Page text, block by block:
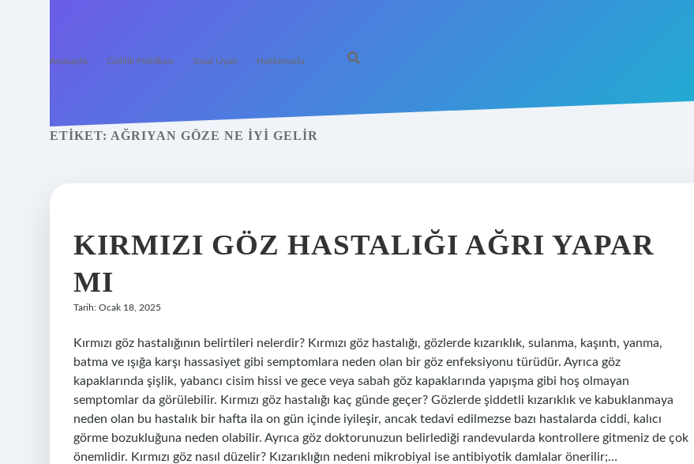
Anasayfa Gizlilik Politikası Yasal Uyarı Hakkımızda
ETIKET: AĞRIYAN GÖZE NE IYI GELIR
KIRMIZI GÖZ HASTALIĞI AĞRI YAPAR
MI
Tarih: Ocak 18, 2025
Kırmızı göz hastalığının belirtileri nelerdir? Kırmızı göz hastalığı, gözlerde kızarıklık, sulanma, kaşıntı, yanma,
batma ve ışığa karşı hassasiyet gibi semptomlara neden olan bir göz enfeksiyonu türüdür. Ayrıca göz
kapaklarında şişlik, yabancı cisim hissi ve gece veya sabah göz kapaklarında yapışma gibi hoş olmayan
semptomlar da görülebilir. Kırmızı göz hastalığı kaç günde geçer? Gözlerde şiddetli kızarıklık ve kabuklanmaya
neden olan bu hastalık bir hafta ila on gün içinde iyileşir, ancak tedavi edilmezse bazı hastalarda ciddi, kalıcı
görme bozukluğuna neden olabilir. Ayrıca göz doktorunuzun belirlediği randevularda kontrollere gitmeniz de çok
önemlidir. Kırmızı göz nasıl düzelir? Kızarıklığın nedeni mikrobiyal ise antibiyotik damlalar önerilir;…